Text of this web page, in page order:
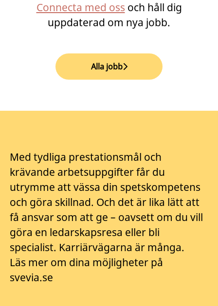
Connecta med oss och håll dig
uppdaterad om nya jobb.
Alla jobb
Med tydliga prestationsmål och
krävande arbetsuppgifter får du
utrymme att vässa din spetskompetens
och göra skillnad. Och det är lika lätt att
få ansvar som att ge – oavsett om du vill
göra en ledarskapsresa eller bli
specialist. Karriärvägarna är många.
Läs mer om dina möjligheter på
svevia.se